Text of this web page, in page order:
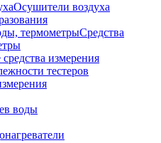
Осушители воздуха
Средства
измерения
тестеров
воды